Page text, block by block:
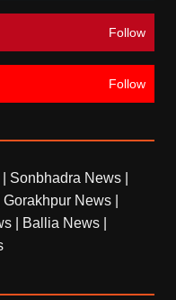
Follow
Follow
Sonbhadra News
Gorakhpur News
Ballia News